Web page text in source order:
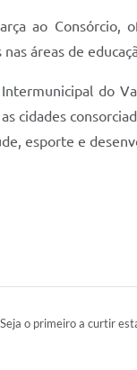
ao
áreas de
do
cidades
esporte e
Seja o primeiro a curtir